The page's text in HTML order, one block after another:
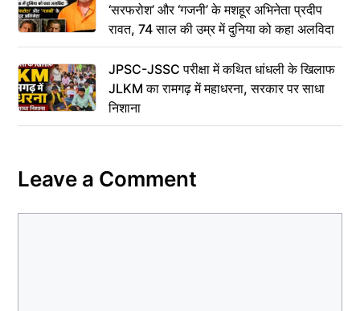
‘सरफरोश’ और ‘गजनी’ के मशहूर अभिनेता प्रदीप
रावत, 74 साल की उम्र में दुनिया को कहा अलविदा
JPSC-JSSC परीक्षा में कथित धांधली के खिलाफ
JLKM का रामगढ़ में महाधरना, सरकार पर साधा
निशाना
Leave a Comment